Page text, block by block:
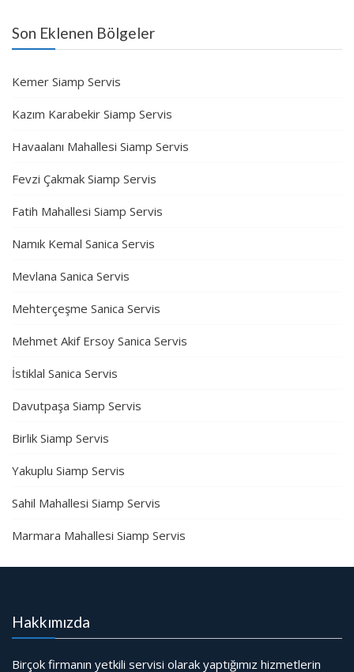
Son Eklenen Bölgeler
Kemer Siamp Servis
Kazım Karabekir Siamp Servis
Havaalanı Mahallesi Siamp Servis
Fevzi Çakmak Siamp Servis
Fatih Mahallesi Siamp Servis
Namık Kemal Sanica Servis
Mevlana Sanica Servis
Mehterçeşme Sanica Servis
Mehmet Akif Ersoy Sanica Servis
İstiklal Sanica Servis
Davutpaşa Siamp Servis
Birlik Siamp Servis
Yakuplu Siamp Servis
Sahil Mahallesi Siamp Servis
Marmara Mahallesi Siamp Servis
Hakkımızda
Birçok firmanın yetkili servisi olarak yaptığımız hizmetlerin